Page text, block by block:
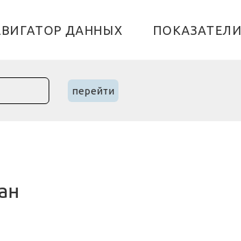
ДАННЫХ ПОКАЗАТЕЛИ
перейти